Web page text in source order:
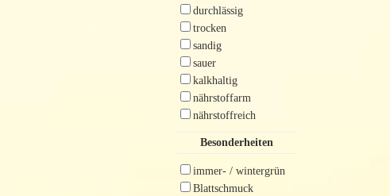
durchlässig
trocken
sandig
sauer
kalkhaltig
nährstoffarm
nährstoffreich
Besonderheiten
immer- / wintergrün
Blattschmuck